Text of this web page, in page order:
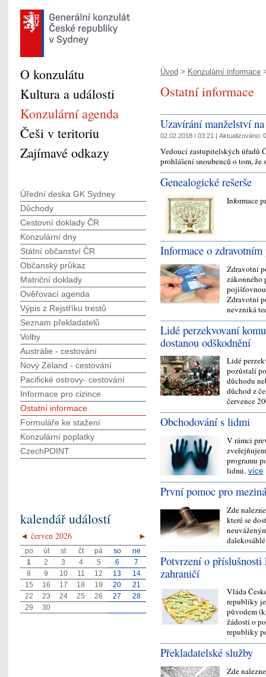
Úvod > Konzulární informace
Ostatní informace
Uzavírání manželství
02.02.2018 / 03:21 | Aktualizováno:
Vedoucí zastupitelských úřadů
prohlášení snoubenců o tom,
Genealogické rešerše
Informace
Informace o
Zdravotní
zákonného
Zdravotní
nevzniká
Lidé perzekvovaní
dostanou odškodnění
Lidé
pozůstalí
důchodu
důchod z
července
Obchodování s lidmi
V rámci
programu
lidmi. více
První pomoc pro
Zde
které se
Potvrzení o
zahraničí
Vláda
republiky
původem
žádostí o
republiky
Překladatelské služby
Zde
O konzulátu
Kultura a události
Konzulární agenda
Češi v teritoriu
Zajímavé odkazy
Úřední deska GK Sydney
Důchody
Cestovní doklady ČR
Konzulární dny
Státní občanství ČR
Občanský průkaz
Matriční doklady
Ověřovací agenda
Výpis z Rejstříku trestů
Seznam překladatelů
Volby
Austrálie - cestování
Nový Zéland - cestování
Pacifické ostrovy- cestování
Informace pro cizince
Ostatní informace
Formuláře ke stažení
Konzulární poplatky
CzechPOINT
kalendář událostí
◄ ►
červen 2026
po út st čt pá so
ne
1
2 3 4 5 6
7
8
9 10 11 12 13
14
15
16 17 18 19 20
21
22
23 24 25 26 27
28
29
30